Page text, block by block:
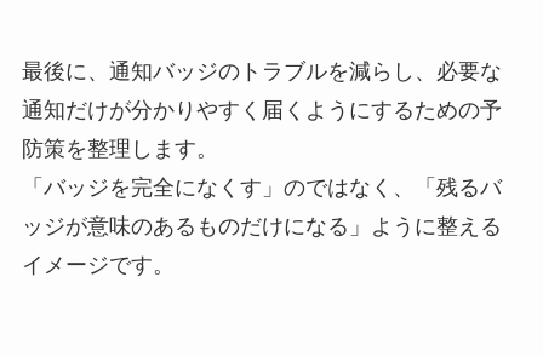
最後に、通知バッジのトラブルを減らし、必要な
通知だけが分かりやすく届くようにするための予
防策を整理します。
「バッジを完全になくす」のではなく、「残るバ
ッジが意味のあるものだけになる」ように整える
イメージです。